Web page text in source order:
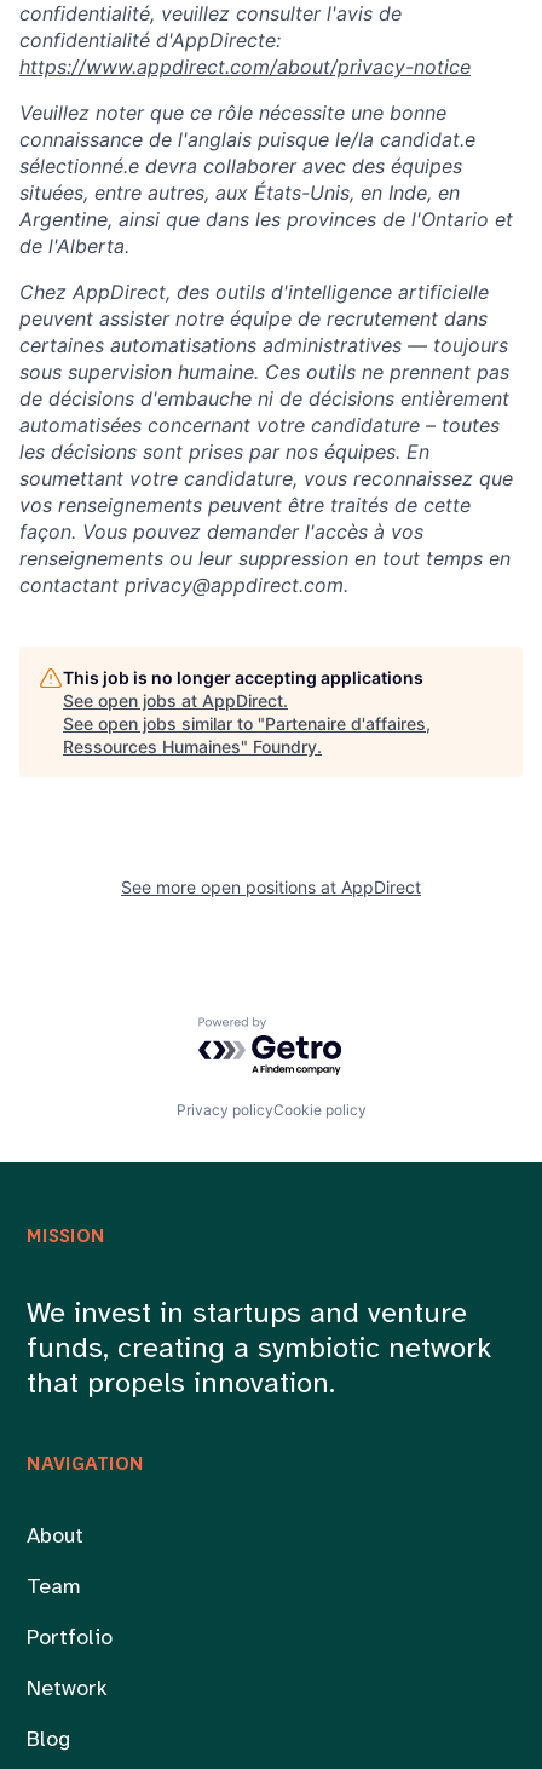
confidentialité, veuillez consulter l'avis de
confidentialité d'AppDirecte:
https://www.appdirect.com/about/privacy-notice
Veuillez noter que ce rôle nécessite une bonne
connaissance de l'anglais puisque le/la candidat.e
sélectionné.e devra collaborer avec des équipes
situées, entre autres, aux États-Unis, en Inde, en
Argentine, ainsi que dans les provinces de l'Ontario et
de l'Alberta.
Chez AppDirect, des outils d'intelligence artificielle
peuvent assister notre équipe de recrutement dans
certaines automatisations administratives — toujours
sous supervision humaine. Ces outils ne prennent pas
de décisions d'embauche ni de décisions entièrement
automatisées concernant votre candidature – toutes
les décisions sont prises par nos équipes. En
soumettant votre candidature, vous reconnaissez que
vos renseignements peuvent être traités de cette
façon. Vous pouvez demander l'accès à vos
renseignements ou leur suppression en tout temps en
contactant privacy@appdirect.com.
This job is no longer accepting applications
See open jobs at AppDirect.
See open jobs similar to "Partenaire d'affaires,
Ressources Humaines" Foundry.
See more open positions at AppDirect
Powered by Getro.com
Privacy policyCookie policy
NAVIGATION
About
Team
Portfolio
Network
Blog
MISSION
We invest in startups and venture
funds, creating a symbiotic network
that propels innovation.